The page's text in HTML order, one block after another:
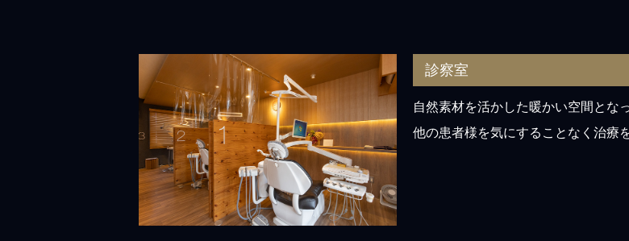
診察室
自然素材を活かした暖かい空間とな
他の患者様を気にすることなく治療